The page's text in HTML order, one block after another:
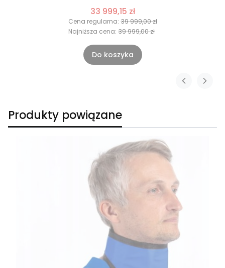
33 999,15 zł
Cena regularna: 39 999,00 zł
Najniższa cena: 39 999,00 zł
Do koszyka
Produkty powiązane